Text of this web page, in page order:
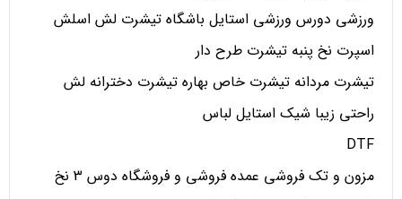
ورزشی دورس ورزشی استایل باشگاه تیشرت لش اسلش
اسپرت نخ پنبه تیشرت طرح دار
تیشرت مردانه تیشرت خاص بهاره تیشرت دخترانه لش
راحتی زیبا شیک استایل لباس
DTF
مزون و تک فروشی عمده فروشی و فروشگاه دوس 3 نخ